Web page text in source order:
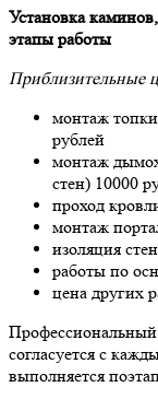
Установка
этапы работы
Приблизительные
монтаж
рублей
монтаж
стен) 10000
проход
монтаж
изоляция
работы по
цена других
Профессиональный
согласуется с
выполняется